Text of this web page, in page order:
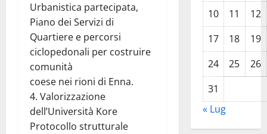
Urbanistica partecipata,
Piano dei Servizi di
Quartiere e percorsi
ciclopedonali per costruire
comunità
coese nei rioni di Enna.
4. Valorizzazione
dell’Università Kore
Protocollo strutturale
10
11
12
17
18
19
24
25
26
31
« Lug